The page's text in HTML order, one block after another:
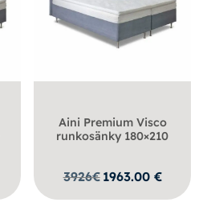
Aini Premium Visco
runkosänky 180×210
3926€ 1963.00 €